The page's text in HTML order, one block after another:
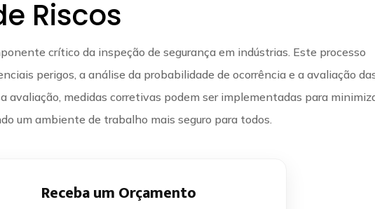
Riscos
crítico da inspeção de segurança em indústrias. Este processo
perigos, a análise da probabilidade de ocorrência e a avaliação
avaliação, medidas corretivas podem ser implementadas para
um ambiente de trabalho mais seguro para todos.
Receba um Orçamento